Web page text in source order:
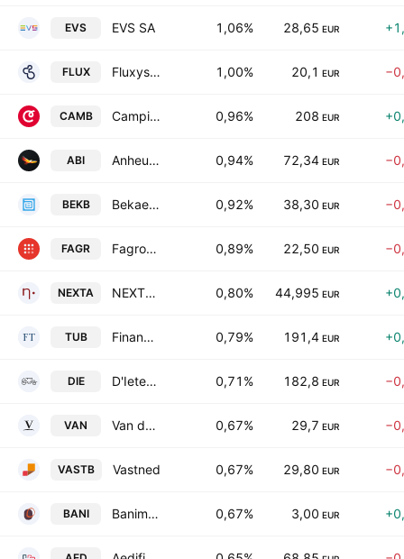
EVS EVS SA 1,06% 28,65 EUR
FLUX Fluxys Belgium SA Class D 1,00% 20,1 EUR
CAMB Campine nv 0,96% 208 EUR
ABI Anheuser-Busch InBev SA/NV 0,94% 72,34 EUR
BEKB Bekaert SA 0,92% 38,30 EUR
FAGR Fagron SA 0,89% 22,50 EUR
NEXTA NEXTENSA 0,80% 44,995 EUR
TUB Financiere de Tubize S.A. 0,79% 191,4 EUR
DIE D'Ieteren Group SA/NV 0,71% 182,8 EUR
VAN Van de Velde NV 0,67% 29,7 EUR
VASTB Vastned 0,67% 29,80 EUR
BANI Banimmo SA 0,67% 3,00 EUR